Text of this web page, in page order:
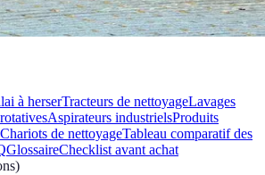
à herserTracteurs de nettoyageLavages
Aspirateurs industrielsProduits
Chariots de nettoyageTableau comparatif des
GlossaireChecklist avant achat
)